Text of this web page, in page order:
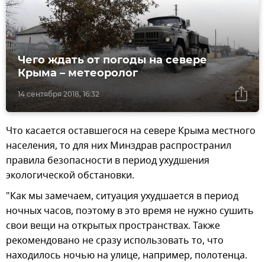
14 сентября 2018, 16:32
Чего ждать от погоды на севере
Крыма – метеоролог
Что касается оставшегося на севере Крыма местного
населения, то для них Минздрав распространил
правила безопасности в период ухудшения
экологической обстановки.
"Как мы замечаем, ситуация ухудшается в период
ночных часов, поэтому в это время не нужно сушить
свои вещи на открытых пространствах. Также
рекомендовано не сразу использовать то, что
находилось ночью на улице, например, полотенца.